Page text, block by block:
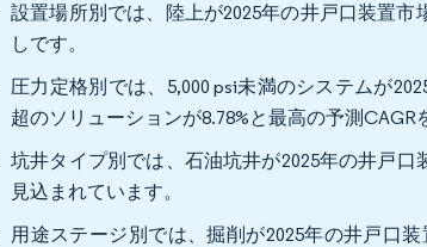
設置場所別では、陸上が2025年の井戸口装置市
しです。
圧力定格別では、5,000 psi未満のシステムが
超のソリューションが8.78%と最高の予測CAGR
坑井タイプ別では、石油坑井が2025年の井戸口
見込まれています。
用途ステージ別では、掘削が2025年の井戸口